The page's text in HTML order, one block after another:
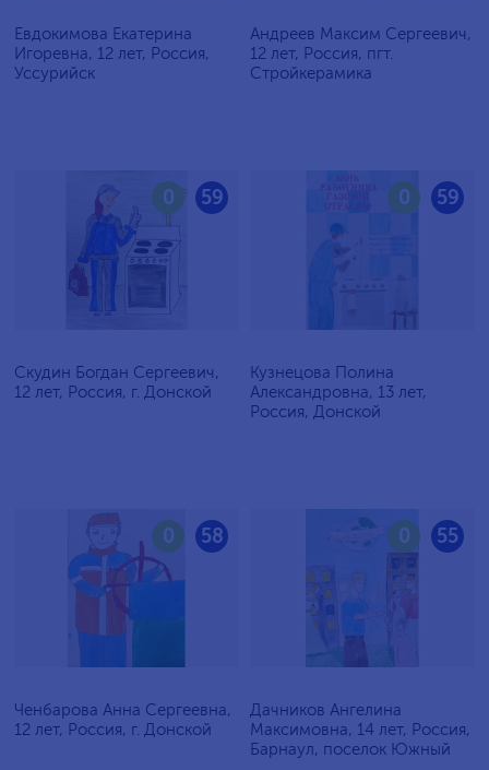
Евдокимова Екатерина
Игоревна, 12 лет, Россия,
Уссурийск
Андреев Максим Сергеевич,
12 лет, Россия, пгт.
Стройкерамика
59
0
Скудин Богдан Сергеевич,
12 лет, Россия, г. Донской
59
0
Кузнецова Полина
Александровна, 13 лет,
Россия, Донской
58
0
Ченбарова Анна Сергеевна,
12 лет, Россия, г. Донской
55
0
Дачников Ангелина
Максимовна, 14 лет, Россия,
Барнаул, поселок Южный